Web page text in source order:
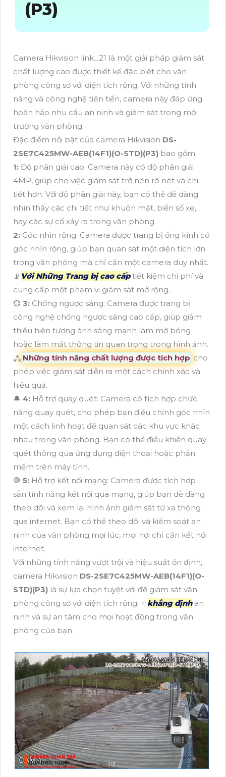
(P3)
Camera Hikvision link_21 là một giải pháp giám sát
chất lượng cao được thiết kế đặc biệt cho văn
phòng công sở với diện tích rộng. Với những tính
năng và công nghệ tiên tiến, camera này đáp ứng
hoàn hảo nhu cầu an ninh và giám sát trong môi
trường văn phòng.
Đặc điểm nổi bật của camera Hikvision DS-
2SE7C425MW-AEB(14F1)(O-STD)(P3) bao gồm:
1: Độ phân giải cao: Camera này có độ phân giải
4MP, giúp cho việc giám sát trở nên rõ nét và chi
tiết hơn. Với độ phân giải này, bạn có thể dễ dàng
nhìn thấy các chi tiết như khuôn mặt, biển số xe,
hay các sự cố xảy ra trong văn phòng.
2: Góc nhìn rộng: Camera được trang bị ống kính có
góc nhìn rộng, giúp bạn quan sát một diện tích lớn
trong văn phòng mà chỉ cần một camera duy nhất.
📡 Với Những Trang bị cao cấptiết kiệm chi phí và
cung cấp một phạm vi giám sát mở rộng.
💞 3: Chống ngược sáng: Camera được trang bị
công nghệ chống ngược sáng cao cấp, giúp giảm
thiểu hiện tượng ánh sáng mạnh làm mờ bóng
hoặc làm mất thông tin quan trọng trong hình ảnh.
⁂Những tính năng chất lượng được tích hợp cho
phép việc giám sát diễn ra một cách chính xác và
hiệu quả.
🔔 4: Hỗ trợ quay quét: Camera có tích hợp chức
năng quay quét, cho phép bạn điều chỉnh góc nhìn
một cách linh hoạt để quan sát các khu vực khác
nhau trong văn phòng. Bạn có thể điều khiển quay
quét thông qua ứng dụng điện thoại hoặc phần
mềm trên máy tính.
🛑 5: Hỗ trợ kết nối mạng: Camera được tích hợp
sẵn tính năng kết nối qua mạng, giúp bạn dễ dàng
theo dõi và xem lại hình ảnh giám sát từ xa thông
qua internet. Bạn có thể theo dõi và kiểm soát an
ninh của văn phòng mọi lúc, mọi nơi chỉ cần kết nối
internet.
Với những tính năng vượt trội và hiệu suất ổn định,
camera Hikvision DS-2SE7C425MW-AEB(14F1)(O-
STD)(P3) là sự lựa chọn tuyệt vời để giám sát văn
phòng công sở với diện tích rộng. ♢khẳng địnhan
ninh và sự an tâm cho mọi hoạt động trong văn
phòng của bạn.